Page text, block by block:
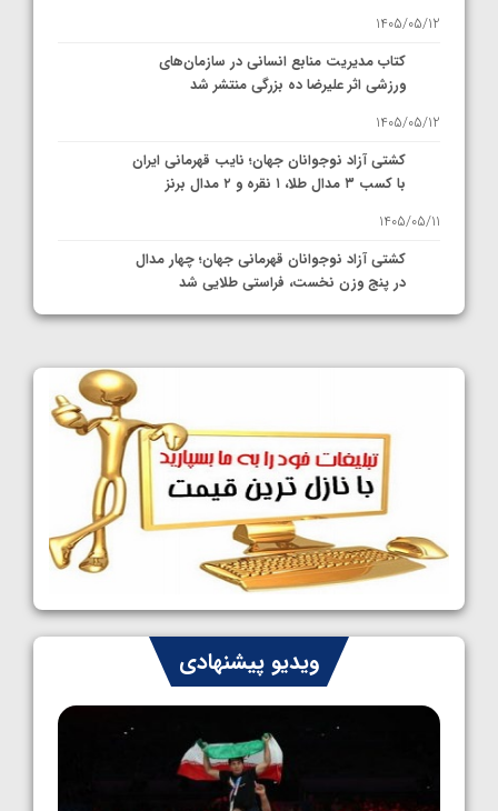
1405/05/12
کتاب مدیریت منابع انسانی در سازمان‌های
ورزشی اثر علیرضا ده بزرگی منتشر شد
1405/05/12
کشتی آزاد نوجوانان جهان؛ نایب قهرمانی ایران
با کسب ۳ مدال طلا، ۱ نقره و ۲ مدال برنز
1405/05/11
کشتی آزاد نوجوانان قهرمانی جهان؛ چهار مدال
در پنج وزن نخست، فراستی طلایی شد
1405/05/11
کشتی آزاد نوجوانان جهان؛ رقبای نمایندگان
ایران مشخص شدند
1405/05/08
کشتی فرنگی نوجوانان جهان؛ سکوی تیمی
سوم برای ایران
1405/05/07
ایران چشم به راه چهار مدال در پنج وزن دوم
کشتی فرنگی نوجوانان جهان
1405/05/06
ویدیو پیشنهادی